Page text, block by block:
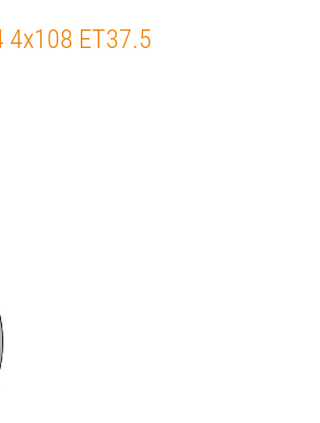
4x108 ET37.5